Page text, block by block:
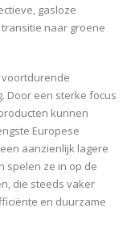
gasloze
naar groene
voortdurende
Door een sterke focus
kunnen
Europese
aanzienlijk lagere
spelen ze in op de
die steeds vaker
en duurzame